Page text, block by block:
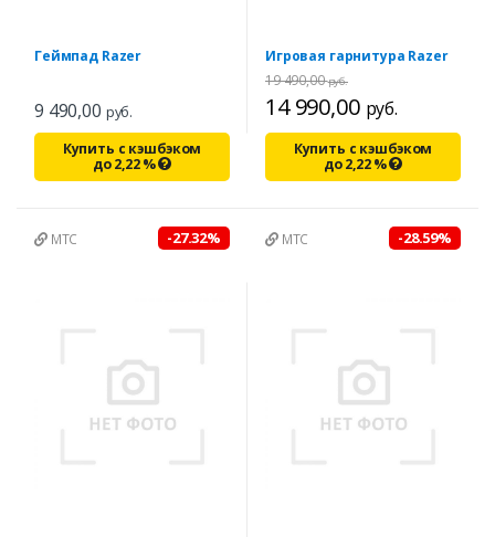
Геймпад Razer
9 490,00 руб.
Купить с кэшбэком
до2,22%
Игровая гарнитура Razer
14 990,00 руб.
19 490,00руб.
Купить с кэшбэком
до2,22%
МТС -27.32% МТС -28.59%